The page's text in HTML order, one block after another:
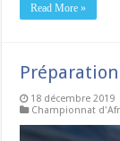
Read More »
Préparation
18 décembre 2019
Championnat